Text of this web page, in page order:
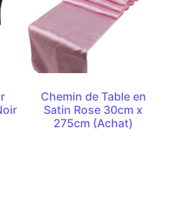
Chemin de Table en
Satin Rose 30cm x
275cm (Achat)